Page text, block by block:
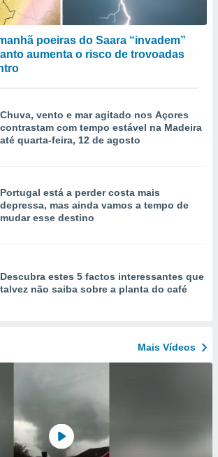
poeiras do Saara “invadem”
aumenta o risco de trovoadas
Chuva, vento e mar agitado nos Açores
contrastam com tempo estável na Madeira
até quarta-feira, 12 de agosto
Portugal está a perder costa mais
depressa, mas ainda vamos a tempo de
mudar esse destino
Descubra estes 5 factos interessantes que
talvez não saiba sobre a planta do café
Mais Vídeos